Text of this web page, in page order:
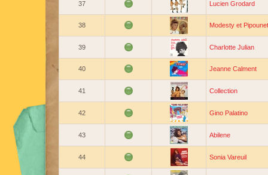
37 Lucien Grodard
38 Modesty et Pipounet
39 Charlotte Julian
40 Jeanne Calment
41 Collection
42 Gino Palatino
43 Abilene
44 Sonia Vareuil